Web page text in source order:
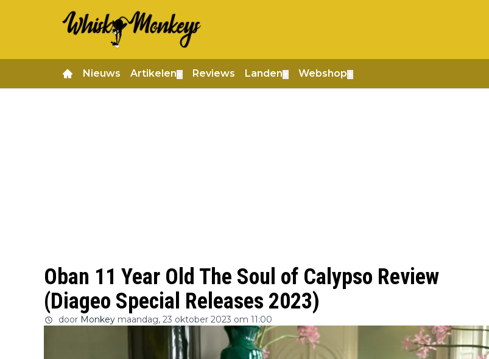
Nieuws Artikelen Reviews Landen Webshop
Oban 11 Year Old The Soul of Calypso Review
(Diageo Special Releases 2023)
door Monkey maandag, 23 oktober 2023 om 11:00